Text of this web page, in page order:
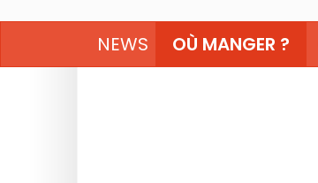
NEWS OÙ MANGER ?